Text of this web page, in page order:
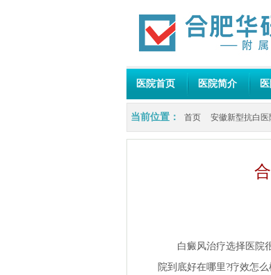
医院首页 医院简介
当前位置： 首页 安徽新型抗白医
白癜风治疗选择医院很
院到底好在哪里?疗效怎